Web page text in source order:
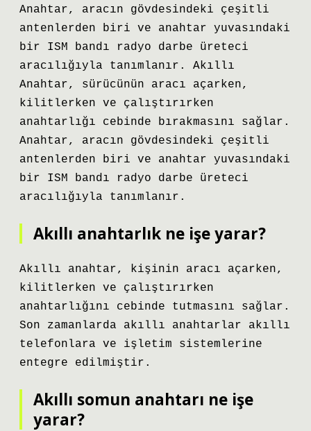
Anahtar, aracın gövdesindeki çeşitli
antenlerden biri ve anahtar yuvasındaki
bir ISM bandı radyo darbe üreteci
aracılığıyla tanımlanır. Akıllı
Anahtar, sürücünün aracı açarken,
kilitlerken ve çalıştırırken
anahtarlığı cebinde bırakmasını sağlar.
Anahtar, aracın gövdesindeki çeşitli
antenlerden biri ve anahtar yuvasındaki
bir ISM bandı radyo darbe üreteci
aracılığıyla tanımlanır.
Akıllı anahtarlık ne işe yarar?
Akıllı anahtar, kişinin aracı açarken,
kilitlerken ve çalıştırırken
anahtarlığını cebinde tutmasını sağlar.
Son zamanlarda akıllı anahtarlar akıllı
telefonlara ve işletim sistemlerine
entegre edilmiştir.
Akıllı somun anahtarı ne işe
yarar?